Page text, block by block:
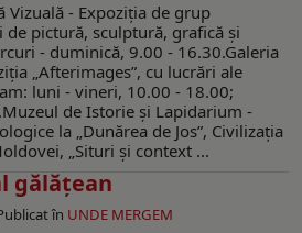
Vizuală - Expoziția de grup
de pictură, sculptură, grafică și
- duminică, 9.00 - 16.30.Galeria
„Afterimagesˮ, cu lucrări ale
luni - vineri, 10.00 - 18.00;
de Istorie şi Lapidarium -
la „Dunărea de Jos”, Civilizaţia
„Situri şi context ...
gălăţean
în UNDE MERGEM